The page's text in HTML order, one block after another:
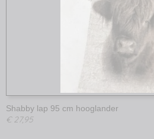
Shabby lap 95 cm hooglander
€ 27,95